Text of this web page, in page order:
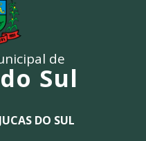
de
Sul
DO SUL